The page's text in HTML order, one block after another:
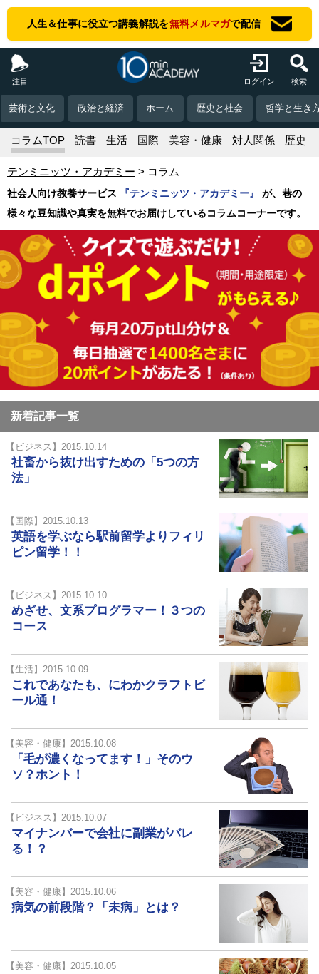
人生＆仕事に役立つ講義解説を無料メルマガで配信
注目 ログイン 検索
芸術と文化 政治と経済 ホーム 歴史と社会 哲学と生き
コラムTOP 読書 生活 国際 美容・健康 対人関係 歴史
テンミニッツ・アカデミー コラム
社会人向け教養サービス 『テンミニッツ・アカデミー』
が、巷の
様々な豆知識や真実を無料でお届けしているコラムコーナーです。
新着記事一覧
【ビジネス】2015.10.14
社畜から抜け出すための「5つの方
法」
【国際】2015.10.13
英語を学ぶなら駅前留学よりフィリ
ピン留学！！
【ビジネス】2015.10.10
めざせ、文系プログラマー！３つの
コース
【生活】2015.10.09
これであなたも、にわかクラフトビ
ール通！
【美容・健康】2015.10.08
「毛が濃くなってます！」そのウ
ソ？ホント！
【ビジネス】2015.10.07
マイナンバーで会社に副業がバレ
る！？
【美容・健康】2015.10.06
病気の前段階？「未病」とは？
【美容・健康】2015.10.05